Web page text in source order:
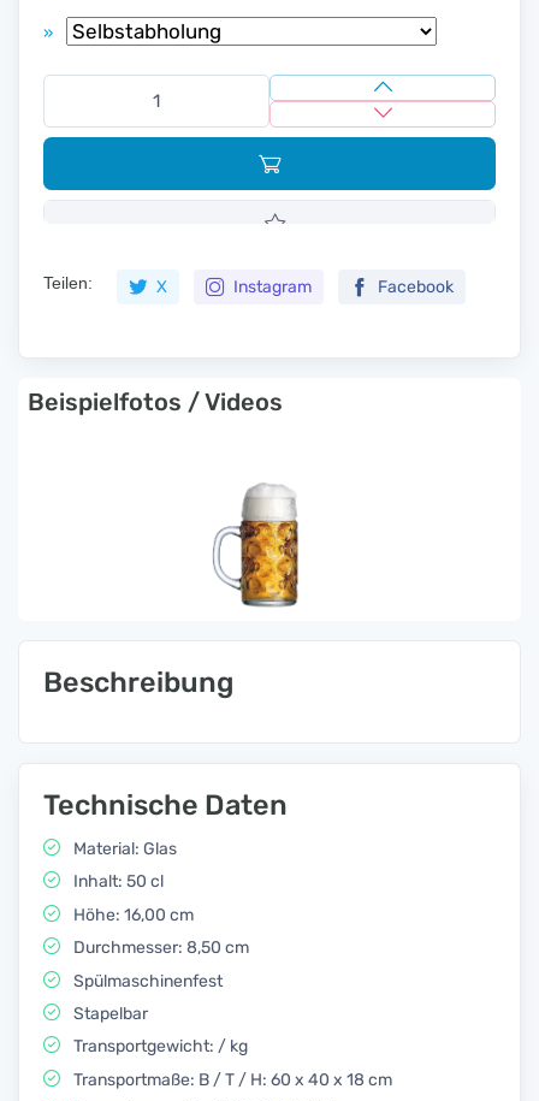
»
Teilen: X Instagram Facebook
Beispielfotos / Videos
Beschreibung
Technische Daten
Material: Glas
Inhalt: 50 cl
Höhe: 16,00 cm
Durchmesser: 8,50 cm
Spülmaschinenfest
Stapelbar
Transportgewicht: / kg
Transportmaße: B / T / H: 60 x 40 x 18 cm